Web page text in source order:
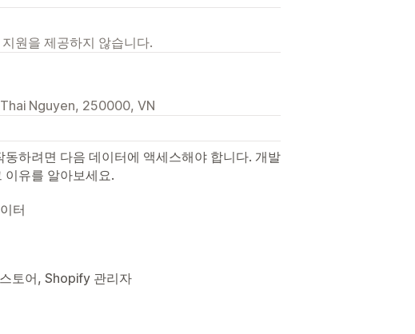
원을 제공하지 않습니다.
Nguyen, 250000, VN
하려면 다음 데이터에 액세스해야 합니다. 개발
이유를 알아보세요.
터
토어, Shopify 관리자